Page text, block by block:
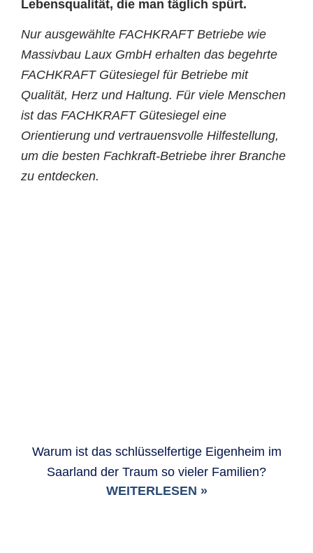
Lebensqualität, die man täglich spürt.
Nur ausgewählte FACHKRAFT Betriebe wie
Massivbau Laux GmbH erhalten das begehrte
FACHKRAFT Gütesiegel für Betriebe mit
Qualität, Herz und Haltung. Für viele Menschen
ist das FACHKRAFT Gütesiegel eine
Orientierung und vertrauensvolle Hilfestellung,
um die besten Fachkraft-Betriebe ihrer Branche
zu entdecken.
Warum ist das schlüsselfertige Eigenheim im
Saarland der Traum so vieler Familien?
WEITERLESEN »